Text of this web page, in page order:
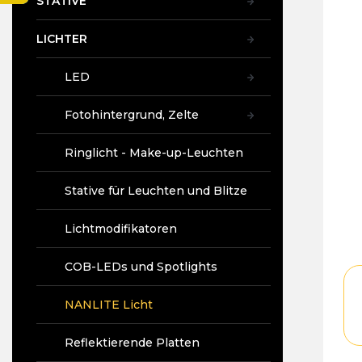
LICHTER
LED
Fotohintergrund, Zelte
Ringlicht - Make-up-Leuchten
Stative für Leuchten und Blitze
Lichtmodifikatoren
COB-LEDs und Spotlights
NANLITE Licht
Reflektierende Platten